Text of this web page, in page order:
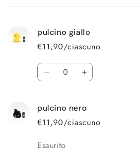
pulcino giallo
€11,90/ciascuno
Quantità
Diminuisci
pulcino
giallo
Aumenta
pulcino
pulcino nero
€11,90/ciascuno
Quantità
Esaurito